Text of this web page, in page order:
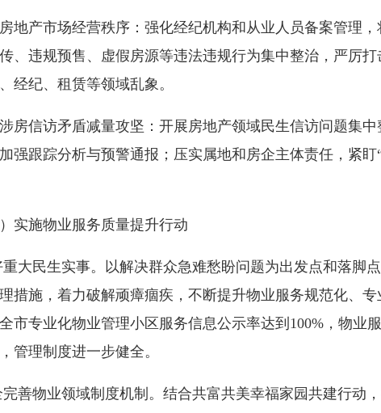
产市场经营秩序：强化经纪机构和从业人员备案管理，
、违规预售、虚假房源等违法违规行为集中整治，严厉
经纪、租赁等领域乱象。
信访矛盾减量攻坚：开展房地产领域民生信访问题集中
强跟踪分析与预警通报；压实属地和房企主体责任，紧
施物业服务质量提升行动
民生实事。以解决群众急难愁盼问题为出发点和落脚点
措施，着力破解顽瘴痼疾，不断提升物业服务规范化、
市专业化物业管理小区服务信息公示率达到100%，物业
管理制度进一步健全。
物业领域制度机制。结合共富共美幸福家园共建行动